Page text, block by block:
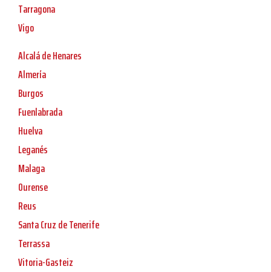
Tarragona
Vigo
Alcalá de Henares
Almería
Burgos
Fuenlabrada
Huelva
Leganés
Malaga
Ourense
Reus
Santa Cruz de Tenerife
Terrassa
Vitoria-Gasteiz